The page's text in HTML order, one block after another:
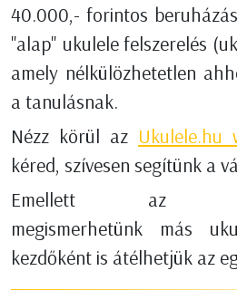
40.000,- forintos
"alap" ukulele felszerelés
amely nélkülözhetetlen
a tanulásnak.
Nézz körül az Ukulele.hu
kéred, szívesen segítünk a
Emellett az
megismerhetünk más
kezdőként is átélhetjük az